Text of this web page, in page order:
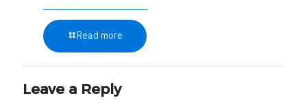
Read more
Leave a Reply